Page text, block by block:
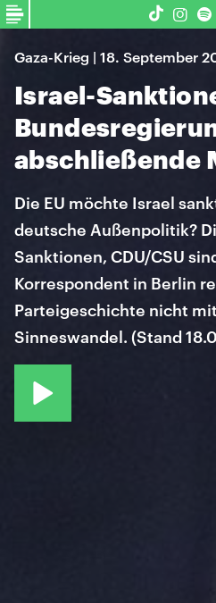
Gaza-Krieg | 18. September
Israel-
abschließende
Die EU möchte Israel
deutsche Außenpolitik?
Sanktionen, CDU/CSU
Korrespondent in Berlin
Parteigeschichte nicht
Sinneswandel. (Stand